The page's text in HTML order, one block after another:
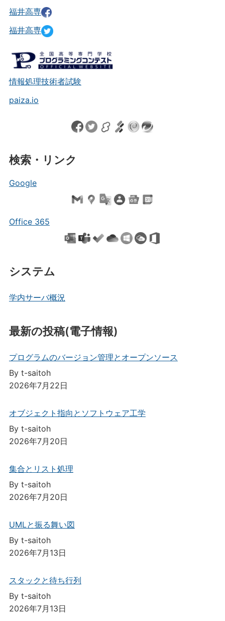
福井高専
福井高専
情報処理技術者試験
paiza.io
検索・リンク
Google
Office 365
システム
学内サーバ概況
最新の投稿(電子情報)
プログラムのバージョン管理とオープンソース
By t-saitoh
2026年7月22日
オブジェクト指向とソフトウェア工学
By t-saitoh
2026年7月20日
集合とリスト処理
By t-saitoh
2026年7月20日
UMLと振る舞い図
By t-saitoh
2026年7月13日
スタックと待ち行列
By t-saitoh
2026年7月13日